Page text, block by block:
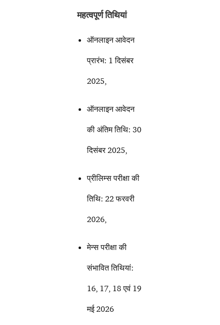
महत्वपूर्ण तिथियां
ऑनलाइन आवेदन
प्रारंभ: 1 दिसंबर
2025,
ऑनलाइन आवेदन
की अंतिम तिथि: 30
दिसंबर 2025,
प्रीलिम्स परीक्षा की
तिथि: 22 फरवरी
2026,
मेन्स परीक्षा की
संभावित तिथियां:
16, 17, 18 एवं 19
मई 2026